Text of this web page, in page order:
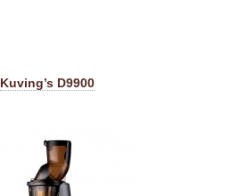
Kuving’s D9900